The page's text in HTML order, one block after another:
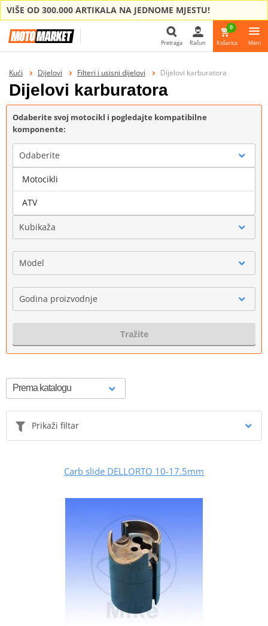
VIŠE OD 300.000 ARTIKALA NA JEDNOME MJESTU!
Pretraga
Pretraga Račun
0
Košarica Meni
Kući Dijelovi Filteri i usisni dijelovi Dijelovi karburatora
Dijelovi karburatora
Odaberite svoj motocikl i pogledajte kompatibilne
komponente:
Odaberite
Marka
Kubikaža
Model
Godina proizvodnje
Tražite
Prikaži filtar
Carb slide DELLORTO 10-17.5mm
Motocikli
ATV